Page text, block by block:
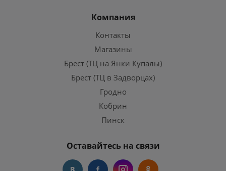
Компания
Контакты
Магазины
Брест (ТЦ на Янки Купалы)
Брест (ТЦ в Задворцах)
Гродно
Кобрин
Пинск
Оставайтесь на связи